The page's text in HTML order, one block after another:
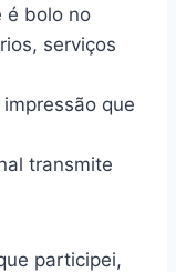
é bolo no
serviços
que
transmite
participei,